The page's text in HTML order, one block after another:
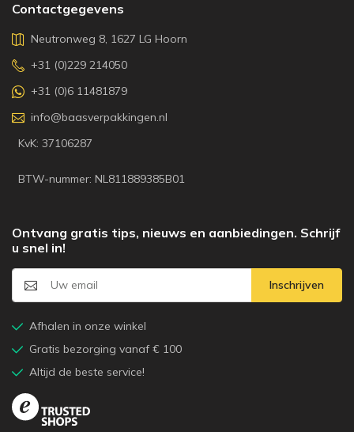
Contactgegevens
Neutronweg 8, 1627 LG Hoorn
+31 (0)229 214050
+31 (0)6 11481879
info@baasverpakkingen.nl
KvK: 37106287
BTW-nummer: NL811889385B01
Ontvang gratis tips, nieuws en aanbiedingen. Schrijf
u snel in!
Inschrijven
Afhalen in onze winkel
Gratis bezorging vanaf € 100
Altijd de beste service!